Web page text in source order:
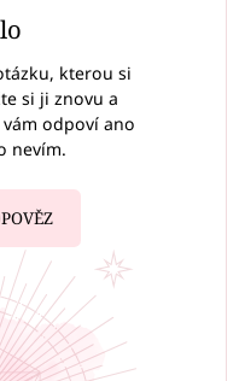
kterou si
si ji znovu a
odpoví ano
nevím.